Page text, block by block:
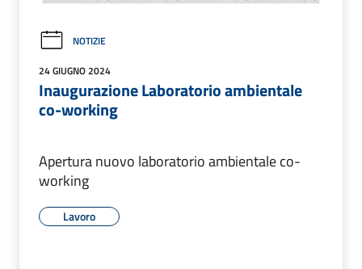
NOTIZIE
24 GIUGNO 2024
Inaugurazione Laboratorio ambientale
co-working
Apertura nuovo laboratorio ambientale co-
working
Lavoro